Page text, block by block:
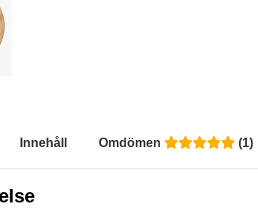
Innehåll Omdömen (1)